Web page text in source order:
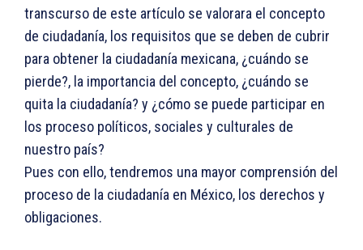
transcurso de este artículo se valorara el concepto
de ciudadanía, los requisitos que se deben de cubrir
para obtener la ciudadanía mexicana, ¿cuándo se
pierde?, la importancia del concepto, ¿cuándo se
quita la ciudadanía? y ¿cómo se puede participar en
los proceso políticos, sociales y culturales de
nuestro país?
Pues con ello, tendremos una mayor comprensión del
proceso de la ciudadanía en México, los derechos y
obligaciones.